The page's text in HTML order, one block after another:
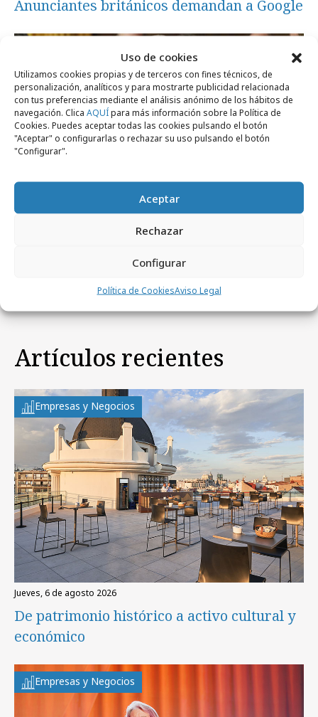
Uso de cookies
Utilizamos cookies propias y de terceros con fines técnicos, de
personalización, analíticos y para mostrarte publicidad relacionada
con tus preferencias mediante el análisis anónimo de los hábitos de
navegación. Clica AQUÍpara más información sobre la Política de
Cookies. Puedes aceptar todas las cookies pulsando el botón
"Aceptar" o configurarlas o rechazar su uso pulsando el botón
"Configurar".
Aceptar
Rechazar
Configurar
Política de CookiesAviso Legal
Anunciantes británicos demandan a Google
miércoles, 13 de mayo 2026
Ética en la publicidad y otros cuentos de
Artículos recientes
Empresas y Negocios
jueves, 6 de agosto 2026
De patrimonio histórico a activo cultural y
económico
Empresas y Negocios